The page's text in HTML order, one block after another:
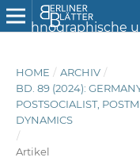
HOME / ARCHIV /
BD. 89 (2024):
POSTSOCIALIST,
DYNAMICS
/
Artikel